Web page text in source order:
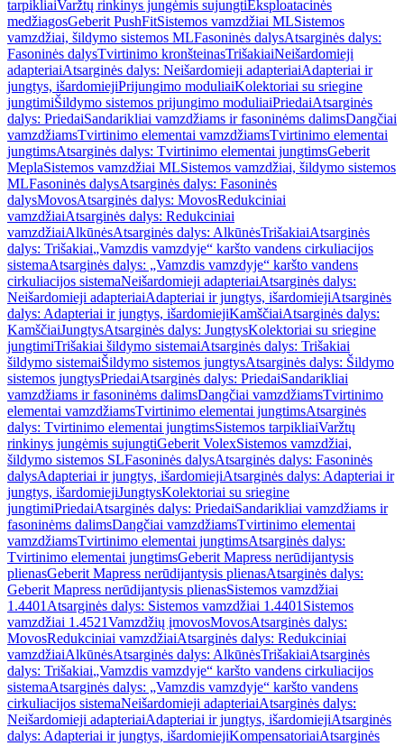
tarpikliaiVaržtų rinkinys jungėmis sujungtiEksploatacinės
medžiagosGeberit PushFitSistemos vamzdžiai MLSistemos
vamzdžiai, šildymo sistemos MLFasoninės dalysAtsarginės dalys:
Fasoninės dalysTvirtinimo kronšteinasTrišakiaiNeišardomieji
adapteriaiAtsarginės dalys: Neišardomieji adapteriaiAdapteriai ir
jungtys, išardomiejiPrijungimo moduliaiKolektoriai su sriegine
jungtimiŠildymo sistemos prijungimo moduliaiPriedaiAtsarginės
dalys: PriedaiSandarikliai vamzdžiams ir fasoninėms dalimsDangčiai
vamzdžiamsTvirtinimo elementai vamzdžiamsTvirtinimo elementai
jungtimsAtsarginės dalys: Tvirtinimo elementai jungtimsGeberit
MeplaSistemos vamzdžiai MLSistemos vamzdžiai, šildymo sistemos
MLFasoninės dalysAtsarginės dalys: Fasoninės
dalysMovosAtsarginės dalys: MovosRedukciniai
vamzdžiaiAtsarginės dalys: Redukciniai
vamzdžiaiAlkūnėsAtsarginės dalys: AlkūnėsTrišakiaiAtsarginės
dalys: Trišakiai„Vamzdis vamzdyje“ karšto vandens cirkuliacijos
sistemaAtsarginės dalys: „Vamzdis vamzdyje“ karšto vandens
cirkuliacijos sistemaNeišardomieji adapteriaiAtsarginės dalys:
Neišardomieji adapteriaiAdapteriai ir jungtys, išardomiejiAtsarginės
dalys: Adapteriai ir jungtys, išardomiejiKamščiaiAtsarginės dalys:
KamščiaiJungtysAtsarginės dalys: JungtysKolektoriai su sriegine
jungtimiTrišakiai šildymo sistemaiAtsarginės dalys: Trišakiai
šildymo sistemaiŠildymo sistemos jungtysAtsarginės dalys: Šildymo
sistemos jungtysPriedaiAtsarginės dalys: PriedaiSandarikliai
vamzdžiams ir fasoninėms dalimsDangčiai vamzdžiamsTvirtinimo
elementai vamzdžiamsTvirtinimo elementai jungtimsAtsarginės
dalys: Tvirtinimo elementai jungtimsSistemos tarpikliaiVaržtų
rinkinys jungėmis sujungtiGeberit VolexSistemos vamzdžiai,
šildymo sistemos SLFasoninės dalysAtsarginės dalys: Fasoninės
dalysAdapteriai ir jungtys, išardomiejiAtsarginės dalys: Adapteriai ir
jungtys, išardomiejiJungtysKolektoriai su sriegine
jungtimiPriedaiAtsarginės dalys: PriedaiSandarikliai vamzdžiams ir
fasoninėms dalimsDangčiai vamzdžiamsTvirtinimo elementai
vamzdžiamsTvirtinimo elementai jungtimsAtsarginės dalys:
Tvirtinimo elementai jungtimsGeberit Mapress nerūdijantysis
plienasGeberit Mapress nerūdijantysis plienasAtsarginės dalys:
Geberit Mapress nerūdijantysis plienasSistemos vamzdžiai
1.4401 Atsarginės dalys: Sistemos vamzdžiai 1.4401 Sistemos
vamzdžiai 1.4521Vamzdžių įmovosMovosAtsarginės dalys:
MovosRedukciniai vamzdžiaiAtsarginės dalys: Redukciniai
vamzdžiaiAlkūnėsAtsarginės dalys: AlkūnėsTrišakiaiAtsarginės
dalys: Trišakiai„Vamzdis vamzdyje“ karšto vandens cirkuliacijos
sistemaAtsarginės dalys: „Vamzdis vamzdyje“ karšto vandens
cirkuliacijos sistemaNeišardomieji adapteriaiAtsarginės dalys:
Neišardomieji adapteriaiAdapteriai ir jungtys, išardomiejiAtsarginės
dalys: Adapteriai ir jungtys, išardomiejiKompensatoriaiAtsarginės